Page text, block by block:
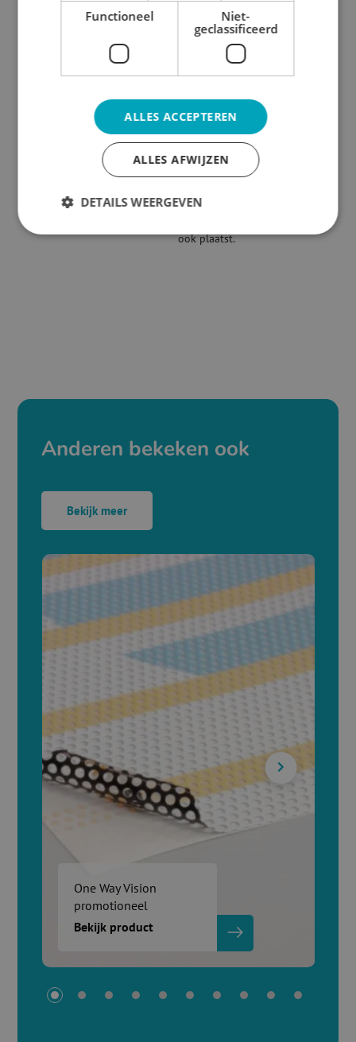
stevig blijft staan en niet
zomaar kan omvallen.
Maak gebruik van onze handige
op te maken en ervoor te zorgen
dat jouw ontwerp perfect tot
zijn recht komt op de Mini
Beachflag. Met deze kleine maar
gegarandeerd de aandacht van
ook plaatst.
Anderen bekeken ook
Bekijk meer
One Way Vision
promotioneel
Bekijk product
Functioneel
Niet-
geclassificeerd
ALLES ACCEPTEREN
ALLES AFWIJZEN
DETAILS WEERGEVEN